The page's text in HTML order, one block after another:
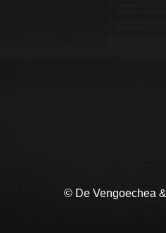
© De Vengoechea